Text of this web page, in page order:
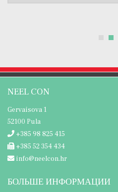
NEEL CON
Gervaisova 1
52100 Pula
+385 98 825 415
+385 52 354 434
info@neelcon.hr
БОЛЬШЕ ИНФОРМАЦИИ